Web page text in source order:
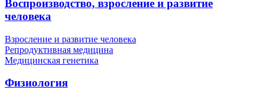
Воспроизводство, взросление и развитие
человека
Взросление и развитие человека
Репродуктивная медицина
Медицинская генетика
Физиология